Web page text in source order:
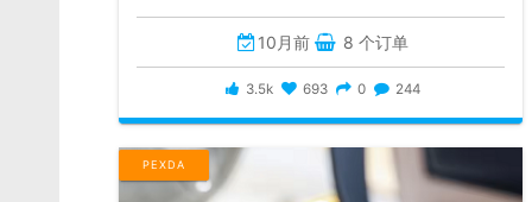
10月前 8 个订单
3.5k 693 0 244
PEXDA